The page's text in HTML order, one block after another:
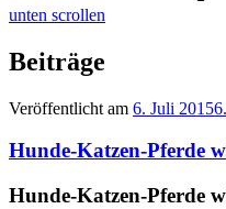
unten scrollen
Beiträge
Veröffentlicht am 6. Juli 2015
Hunde-Katzen-Pferde
Hunde-Katzen-Pferde